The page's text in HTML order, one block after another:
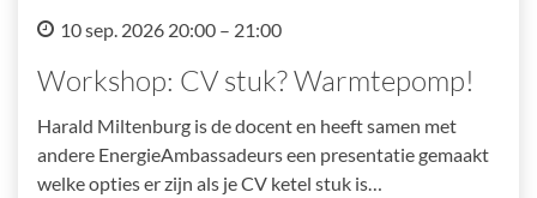
10 sep. 2026 20:00 – 21:00
Workshop: CV stuk? Warmtepomp!
Harald Miltenburg is de docent en heeft samen met
andere EnergieAmbassadeurs een presentatie gemaakt
welke opties er zijn als je CV ketel stuk is…